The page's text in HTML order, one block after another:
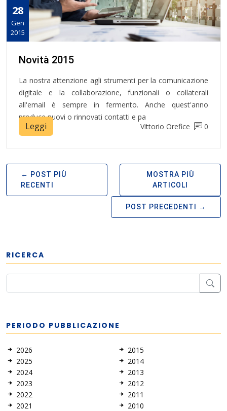
28
Gen
2015
Novità 2015
La nostra attenzione agli strumenti per la comunicazione
digitale e la collaborazione, funzionali o collaterali
all'email è sempre in fermento. Anche quest'anno
produce nuovi o rinnovati contatti e pa
Leggi Vittorio Orefice 0
POST PIÙ
RECENTI
MOSTRA PIÙ
ARTICOLI
POST PRECEDENTI
RICERCA
PERIODO PUBBLICAZIONE
2026
2025
2024
2023
2022
2021
2015
2014
2013
2012
2011
2010